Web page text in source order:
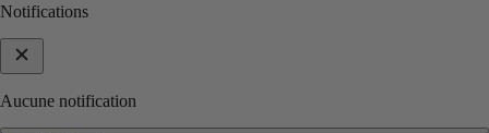
Notifications
Aucune notification